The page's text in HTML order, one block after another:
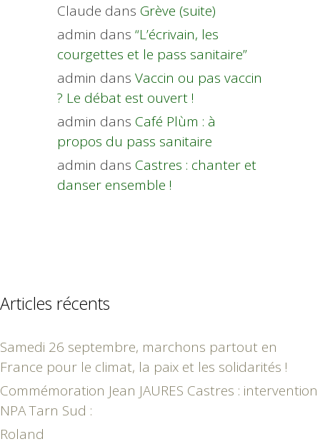
Claude dans Grève (suite)
admin dans “L’écrivain, les
courgettes et le pass sanitaire”
admin dans Vaccin ou pas vaccin
? Le débat est ouvert !
admin dans Café Plùm : à
propos du pass sanitaire
admin dans Castres : chanter et
danser ensemble !
Articles récents
Samedi 26 septembre, marchons partout en
France pour le climat, la paix et les solidarités !
Commémoration Jean JAURES Castres : intervention
NPA Tarn Sud :
Roland